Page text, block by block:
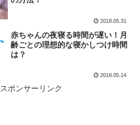
2018.05.31
赤ちゃんの夜寝る時間が遅い！月
齢ごとの理想的な寝かしつけ時間
は？
2018.05.14
スポンサーリンク